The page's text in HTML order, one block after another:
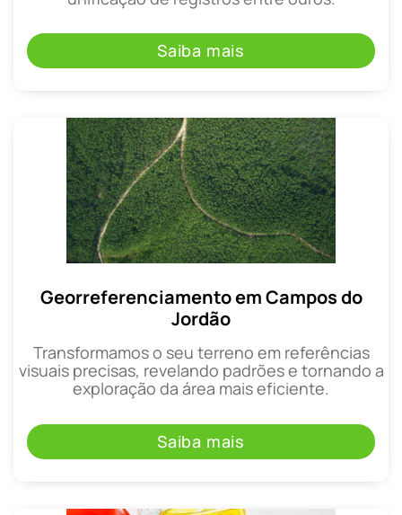
Saiba mais
Georreferenciamento em Campos do
Jordão
Transformamos o seu terreno em referências
visuais precisas, revelando padrões e tornando a
exploração da área mais eficiente.
Saiba mais